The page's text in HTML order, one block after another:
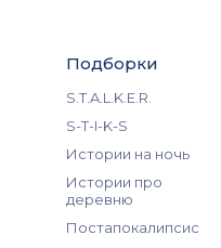
Подборки
S.T.A.L.K.E.R.
S-T-I-K-S
Истории на ночь
Истории про
деревню
Постапокалипсис